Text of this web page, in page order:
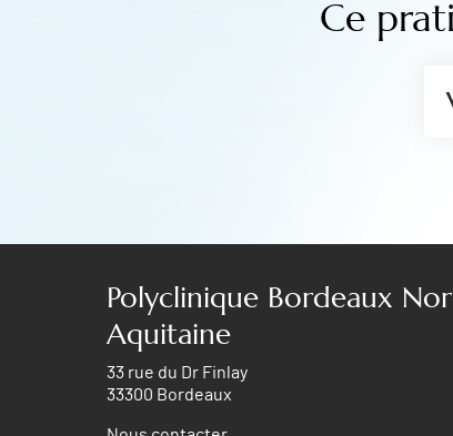
Ce
Polyclinique Bordeaux
Aquitaine
33 rue du Dr Finlay
33300 Bordeaux